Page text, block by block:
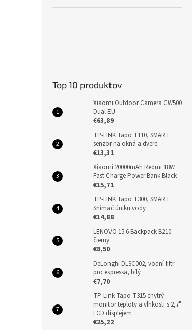
Top 10 produktov
Xiaomi Outdoor Camera CW500
Dual EU
€63,89
TP-LINK Tapo T110, SMART
senzor na okná a dvere
€13,31
Xiaomi 20000mAh Redmi 18W
Fast Charge Power Bank Black
€15,71
TP-LINK Tapo T300, SMART
Snímač úniku vody
€14,88
LENOVO 15.6 Backpack B210
čierny
€8,50
DeLonghi DLSC002, vodní filtr
pro espressa, bílý
€7,70
TP-Link Tapo T315 chytrý
monitor teploty a vlhkosti s 2,7"
LCD displejem
€25,22